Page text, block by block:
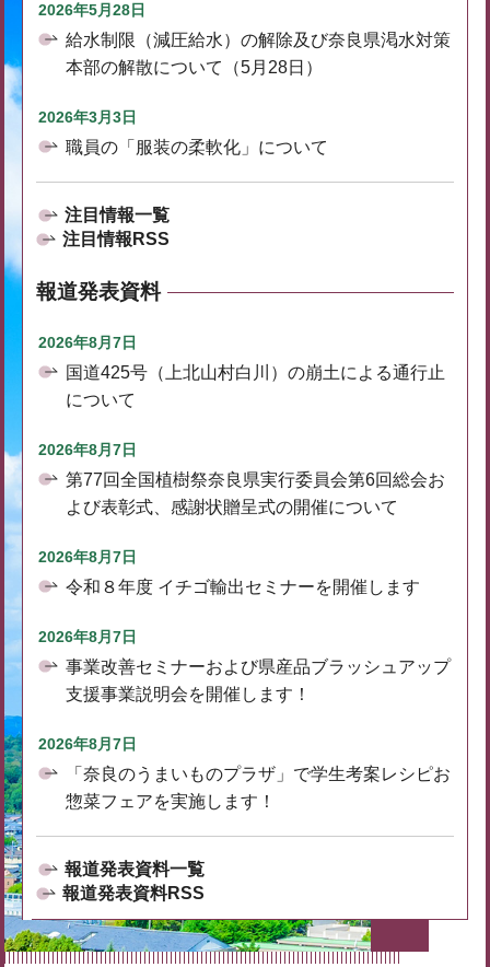
2026年5月28日
給水制限（減圧給水）の解除及び奈良県渇水対策
本部の解散について（5月28日）
2026年3月3日
職員の「服装の柔軟化」について
注目情報一覧
注目情報RSS
報道発表資料
2026年8月7日
国道425号（上北山村白川）の崩土による通行止
について
2026年8月7日
第77回全国植樹祭奈良県実行委員会第6回総会お
よび表彰式、感謝状贈呈式の開催について
2026年8月7日
令和８年度 イチゴ輸出セミナーを開催します
2026年8月7日
事業改善セミナーおよび県産品ブラッシュアップ
支援事業説明会を開催します！
2026年8月7日
「奈良のうまいものプラザ」で学生考案レシピお
惣菜フェアを実施します！
報道発表資料一覧
報道発表資料RSS